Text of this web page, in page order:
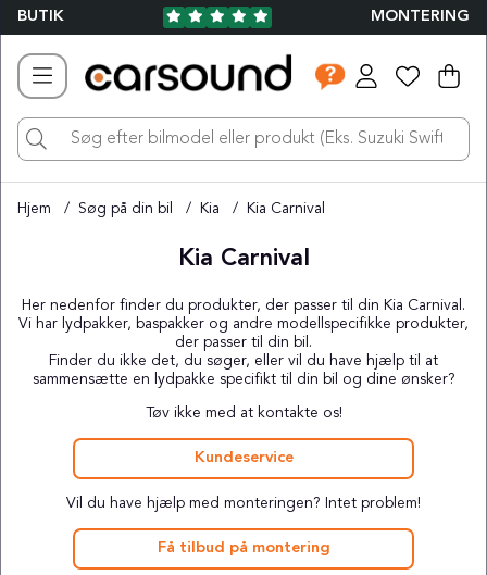
BUTIK MONTERING
.
Hjem Søg på din bil Kia Kia Carnival
Kia Carnival
Her nedenfor finder du produkter, der passer til din Kia Carnival.
Vi har lydpakker, baspakker og andre modellspecifikke produkter,
der passer til din bil.
Finder du ikke det, du søger, eller vil du have hjælp til at
sammensætte en lydpakke specifikt til din bil og dine ønsker?
Tøv ikke med at kontakte os!
Kundeservice
Vil du have hjælp med monteringen? Intet problem!
Få tilbud på montering